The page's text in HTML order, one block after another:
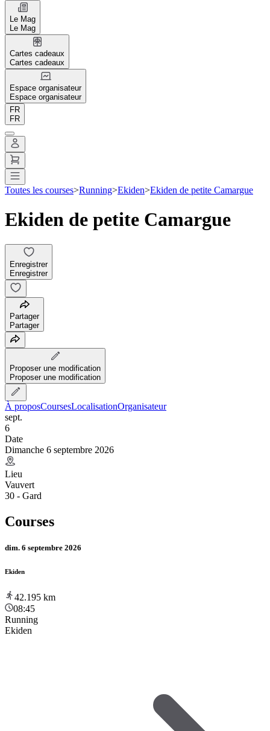
Le Mag
Le Mag
Cartes cadeaux
Cartes cadeaux
Espace organisateur
Espace organisateur
FR
FR
Toutes les courses>Running>Ekiden>Ekiden de petite Camargue
Ekiden de petite Camargue
Enregistrer
Enregistrer
Partager
Partager
Proposer une modification
Proposer une modification
À proposCoursesLocalisationOrganisateur
sept.
6
Date
Dimanche 6 septembre 2026
Lieu
Vauvert
30 - Gard
Courses
dim. 6 septembre 2026
Ekiden
42.195 km
08:45
Running
Ekiden